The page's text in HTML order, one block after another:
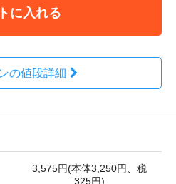
に入れる
の値段詳細
3,575円(本体3,250円、税
325円)